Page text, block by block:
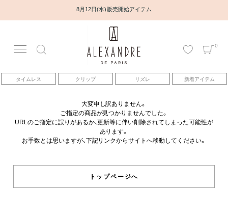
8月12日(水) 販売開始アイテム
0
タイムレス クリップ リズレ 新着アイテム
アカウント
アイテム
ベストセラー
コレクション
大変申し訳ありません。
ご指定の商品が見つかりませんでした。
URLのご指定に誤りがあるか、更新等に伴い削除されてしまった可能性が
あります。
お手数とは思いますが、下記リンクからサイトへ移動してください。
トップページへ